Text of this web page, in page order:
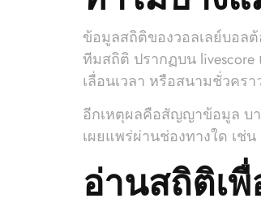
ข้อมูลสถิติของวอลเลย์บอล
ทีมสถิติ ปรากฏบน
เลื่อนเวลา หรือสนามชั่วคร
อีกเหตุผลคือสัญญาข้อมูล บ
เผยแพร่ผ่านช่องทางใด เช่
อ่านสถิติเ